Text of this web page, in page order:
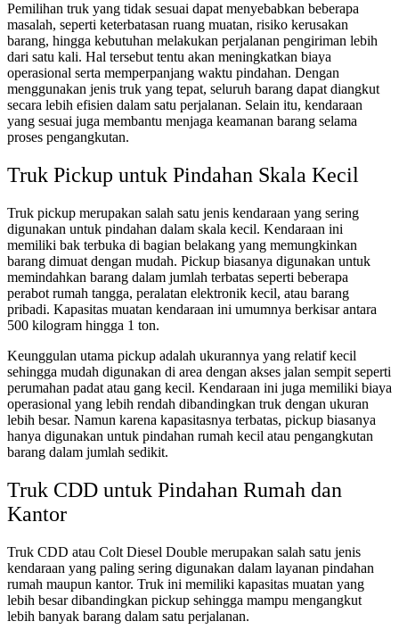
Pemilihan truk yang tidak sesuai dapat menyebabkan beberapa
masalah, seperti keterbatasan ruang muatan, risiko kerusakan
barang, hingga kebutuhan melakukan perjalanan pengiriman lebih
dari satu kali. Hal tersebut tentu akan meningkatkan biaya
operasional serta memperpanjang waktu pindahan. Dengan
menggunakan jenis truk yang tepat, seluruh barang dapat diangkut
secara lebih efisien dalam satu perjalanan. Selain itu, kendaraan
yang sesuai juga membantu menjaga keamanan barang selama
proses pengangkutan.
Truk Pickup untuk Pindahan Skala Kecil
Truk pickup merupakan salah satu jenis kendaraan yang sering
digunakan untuk pindahan dalam skala kecil. Kendaraan ini
memiliki bak terbuka di bagian belakang yang memungkinkan
barang dimuat dengan mudah. Pickup biasanya digunakan untuk
memindahkan barang dalam jumlah terbatas seperti beberapa
perabot rumah tangga, peralatan elektronik kecil, atau barang
pribadi. Kapasitas muatan kendaraan ini umumnya berkisar antara
500 kilogram hingga 1 ton.
Keunggulan utama pickup adalah ukurannya yang relatif kecil
sehingga mudah digunakan di area dengan akses jalan sempit seperti
perumahan padat atau gang kecil. Kendaraan ini juga memiliki biaya
operasional yang lebih rendah dibandingkan truk dengan ukuran
lebih besar. Namun karena kapasitasnya terbatas, pickup biasanya
hanya digunakan untuk pindahan rumah kecil atau pengangkutan
barang dalam jumlah sedikit.
Truk CDD untuk Pindahan Rumah dan
Kantor
Truk CDD atau Colt Diesel Double merupakan salah satu jenis
kendaraan yang paling sering digunakan dalam layanan pindahan
rumah maupun kantor. Truk ini memiliki kapasitas muatan yang
lebih besar dibandingkan pickup sehingga mampu mengangkut
lebih banyak barang dalam satu perjalanan.